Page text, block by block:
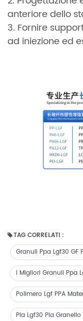
anteriore dello
3. Fornire
ad iniezione ed
TAG CORRELATI :
Granuli Ppa Lgf30 GF
I Migliori Granuli Ppa
Polimero Lgf PPA
Pla Lgf30 Pla Granello